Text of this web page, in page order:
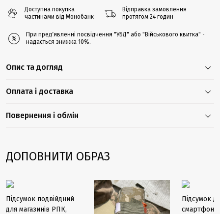
Доступна покупка
частинами від Монобанк
Відправка замовлення
протягом 24 годин
При предʼявленні посвідчення "УБД" або "Військового квитка" -
надається знижка 10%.
Опис та догляд
Оплата і доставка
Повернення і обмін
ДОПОВНИТИ ОБРАЗ
Підсумок подвійдний
для магазинів РПК,
-40%
Підсумок
смартфона,